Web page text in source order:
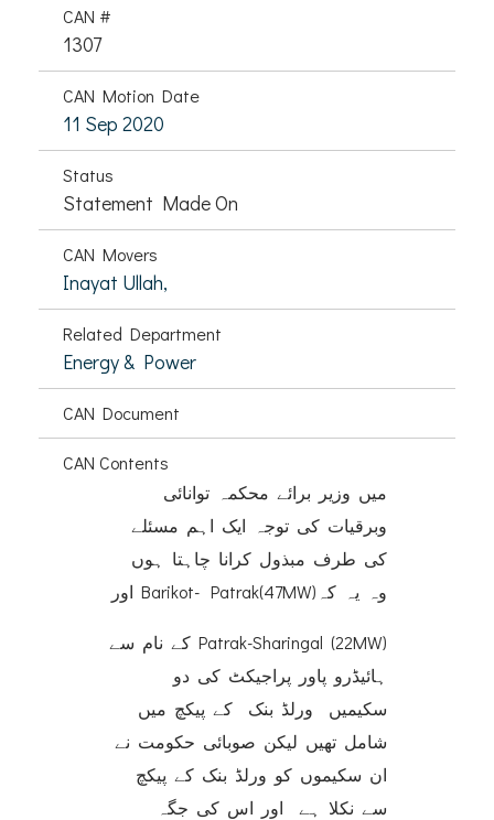
CAN #
1307
CAN Motion Date
11 Sep 2020
Status
Statement Made On
CAN Movers
Inayat Ullah,
Related Department
Energy & Power
CAN Document
CAN Contents
میں وزیر برائے محکمہ توانائی
وبرقیات کی توجہ ایک اہم مسئلے
کی طرف مبذول کرانا چاہتا ہوں
وہ یہ کہBarikot- Patrak(47MW) اور
Patrak-Sharingal (22MW) کے نام سے
ہائیڈرو پاور پراجیکٹ کی دو
سکیمیں ورلڈ بنک کے پیکچ میں
شامل تھیں لیکن صوبائی حکومت نے
ان سکیموں کو ورلڈ بنک کے پیکچ
سے نکلا ہے اور اس کی جگہ